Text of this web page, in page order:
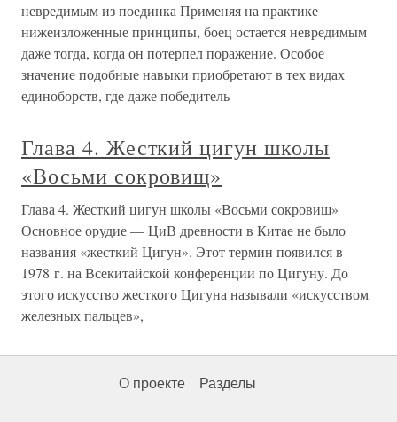
невредимым из поединка Применяя на практике
нижеизложенные принципы, боец остается невредимым
даже тогда, когда он потерпел поражение. Особое
значение подобные навыки приобретают в тех видах
единоборств, где даже победитель
Глава 4. Жесткий цигун школы
«Восьми сокровищ»
Глава 4. Жесткий цигун школы «Восьми сокровищ»
Основное орудие — ЦиВ древности в Китае не было
названия «жесткий Цигун». Этот термин появился в
1978 г. на Всекитайской конференции по Цигуну. До
этого искусство жесткого Цигуна называли «искусством
железных пальцев»,
О проекте Разделы